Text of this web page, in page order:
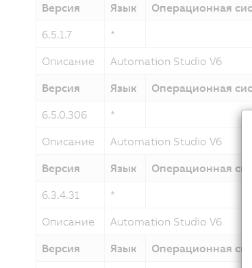
Версия
Язык Операционная
6.5.1.7
*
Описание
Automation Studio V6
Версия
Язык Операционная
6.5.0.306
*
Описание
Automation Studio V6
Версия
Язык Операционная
6.3.4.31
*
Описание
Automation Studio V6
Версия
Язык Операционная